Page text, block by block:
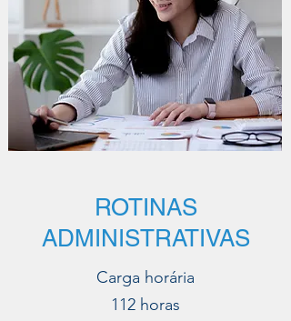
ROTINAS
ADMINISTRATIVAS
Carga horária
112 horas